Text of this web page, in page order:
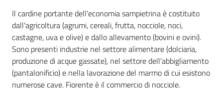
Il cardine portante dell'economia sampietrina è costituito
dall'agricoltura (agrumi, cereali, frutta, nocciole, noci,
castagne, uva e olive) e dallo allevamento (bovini e ovini).
Sono presenti industrie nel settore alimentare (dolciaria,
produzione di acque gassate), nel settore dell'abbigliamento
(pantalonificio) e nella lavorazione del marmo di cui esistono
numerose cave. Fiorente è il commercio di nocciole.